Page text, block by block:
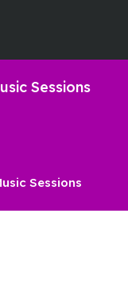
Sessions
Sessions